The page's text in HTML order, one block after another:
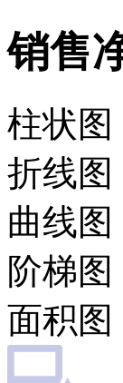
销售
柱状图
折线图
曲线图
阶梯图
面积图